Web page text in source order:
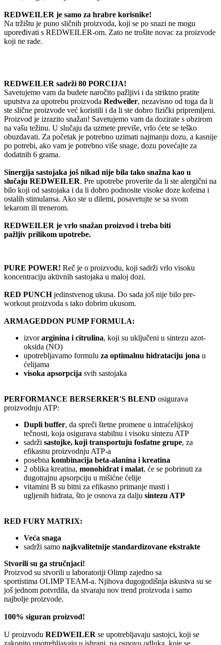
REDWEILER je samo za hrabre korisnike!
Na tržištu je puno sličnih proizvoda, koji se po snazi ne mogu
upoređivati s REDWEILER-om. Zato ne trošite novac za proizvode
koji ne rade.
REDWEILER sadrži 80 PORCIJA!
Savetujemo vam da budete naročito pažljivi i da striktno pratite
uputstva za upotrebu proizvoda Redweiler, nezavisno od toga da li
ste slične proizvode već koristili i da li ste dobro fizički pripremljeni.
Proizvod je izrazito snažan! Savetujemo vam da dozirate s obzirom
na vašu težinu. U slučaju da uzmete previše, vrlo ćete se teško
obuzdavati. Za početak je potrebno uzimati najmanju dozu, a kasnije
po potrebi, ako vam je potrebno više snage, dozu povećajte za
dodatnih 6 grama.
Sinergija sastojaka još nikad nije bila tako snažna kao u
slučaju REDWEILER. Pre upotrebe proverite da li ste alergični na
bilo koji od sastojaka i da li dobro podnosite visoke doze kofeina i
ostalih stimulansa. Ako ste u dilemi, posavetujte se sa svom
lekarom ili trenerom.
REDWEILER je vrlo snažan proizvod i treba biti
pažljiv prilikom upotrebe.
PURE POWER! Reč je o proizvodu, koji sadrži vrlo visoku
koncentraciju aktivnih sastojaka u maloj dozi.
RED PUNCHjedinstvenog ukusa. Do sada još nije bilo pre-
workout proizvoda s tako dobrim ukusom.
ARMAGEDDON PUMP FORMULA:
izvorarginina i citrulina, koji su uključeni u sintezu azot-
oksida (NO)
upotrebljavamo formulu za optimalnu hidrataciju jona u
ćelijama
visoka apsorpcija svih sastojaka
PERFORMANCE BERSERKER'S BLEND osigurava
proizvodnju ATP:
Dupli buffer, da spreči štetne promene u intraćelijskoj
tečnosti, koja osigurava stabilnu i visoku sintezu ATP
sadrži sastojke, koji transportuju fosfatne grupe, za
efikasnu proizvodnju ATP-a
posebna kombinacija beta-alanina i kreatina
2 oblika kreatina, monohidrat i malat, će se pobrinuti za
dugotrajnu apsorpciju u mišićne ćelije
vitamini B su bitni za efikasno primanje masti i
ugljenih hidrata, što je osnova za dalju sintezu ATP
RED FURY MATRIX:
Veća snaga
sadrži samo najkvalitetnije standardizovane ekstrakte
Stvorili su ga stručnjaci!
Proizvod su stvorili u laboratoriji Olimp zajedno sa
sportistima OLIMP TEAM-a. Njihova dugogodišnja iskustva su se
još jednom potvrdila, da stvaraju nov trend proizvoda i samo
najbolje proizvode.
100% siguran proizvod!
U proizvodu REDWEILER se upotrebljavaju sastojci, koji se
zakonito upotrebljavaju u ishrani, na osnovu odluka, koje se